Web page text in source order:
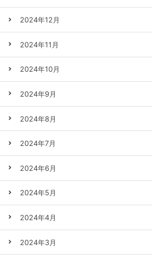
2024年12月
2024年11月
2024年10月
2024年9月
2024年8月
2024年7月
2024年6月
2024年5月
2024年4月
2024年3月